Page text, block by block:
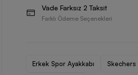
Vade Farksız 2 Taksit
Farklı Ödeme Seçenekleri
Erkek Spor Ayakkabı Skechers